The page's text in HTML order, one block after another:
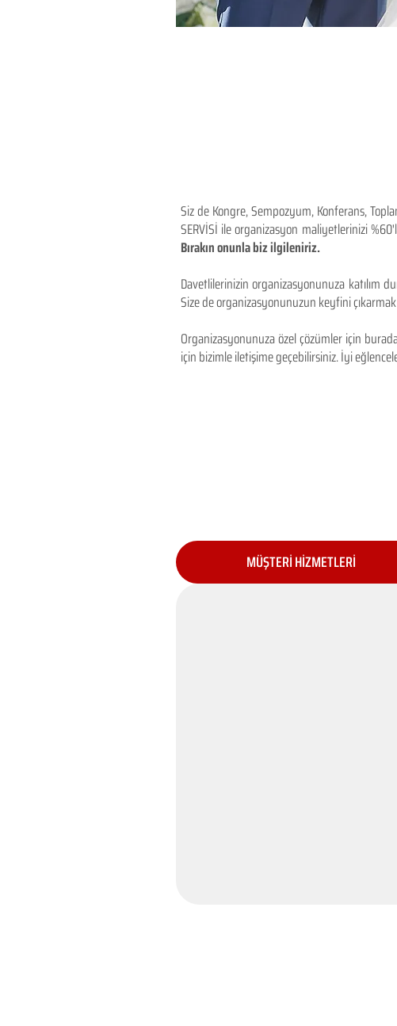
Siz de Kongre, Sempozyum, Konferans,
SERVİSİ ile organizasyon maliyetlerinizi
Bırakın onunla biz ilgileniriz.
Davetlilerinizin organizasyonunuza katılım
Size de organizasyonunuzun keyfini
Organizasyonunuza özel çözümler için
için bizimle iletişime geçebilirsiniz. İyi
MÜŞTERİ HİZMETLERİ